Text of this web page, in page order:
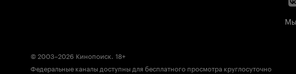
© 2003–2026 Кинопоиск. 18+
Федеральные каналы доступны для бесплатного просмотра круглосуточно